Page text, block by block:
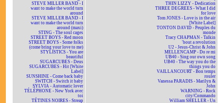
STEVE MILLER BAND - I
want to make the world turn
around
STEVE MILLER BAND - I
want to make the world turn
around (maxi)
STING - The soul cages
STREET BOYS - Red moon
STREET BOYS - Some folks
(come bring your love to me)
STYLISTICS - You are
beautiful
SUGARCUBES - Deus
SUGARCUBES - Hit [White
Label]
SUNSHINE - Come back baby
SWITCH - Switch it baby
SYLVIA - Automatic lover
TÉLÉPHONE - New York avec
toi
TÉTINES NOIRES - Streap
THIN LIZZY - Dedication
THREE DEGREES - What I did
for love
Tom JONES - Love is in the air
[White Label]
TONTON DAVID - Peuples du
monde
Tracy CHAPMAN - Talkin
'bout a revolution
U2 - Jesus-Christ & John
MELLENCAMP - Do re mi
UB40 - Sing our own song
UB40 - The way you do the
things you do
VAILLANCOURT - Bon temps
rouler
Vanessa PARADIS - Marilyn &
John
WARNING - Rock
city/Commando
William SHELLER - Un